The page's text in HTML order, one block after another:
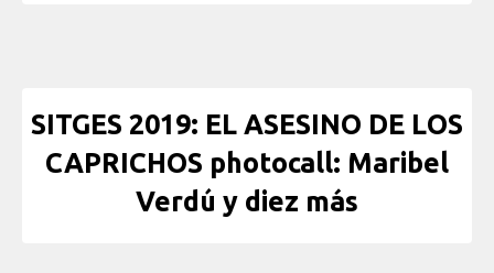
SITGES 2019: EL ASESINO DE LOS
CAPRICHOS photocall: Maribel
Verdú y diez más